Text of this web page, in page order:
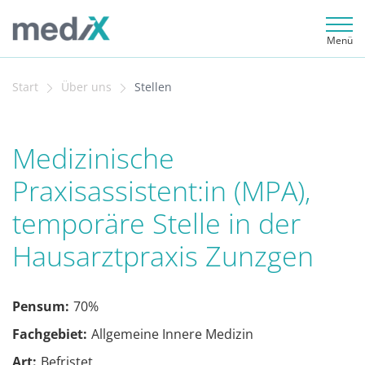
Menü
Start Über uns Stellen
Medizinische
Praxisassistent:in (MPA),
temporäre Stelle in der
Hausarztpraxis Zunzgen
Pensum: 70%
Fachgebiet: Allgemeine Innere Medizin